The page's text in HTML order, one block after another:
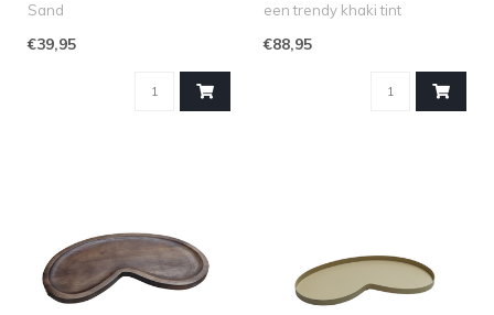
Sand
€39,95
een trendy khaki tint
€88,95